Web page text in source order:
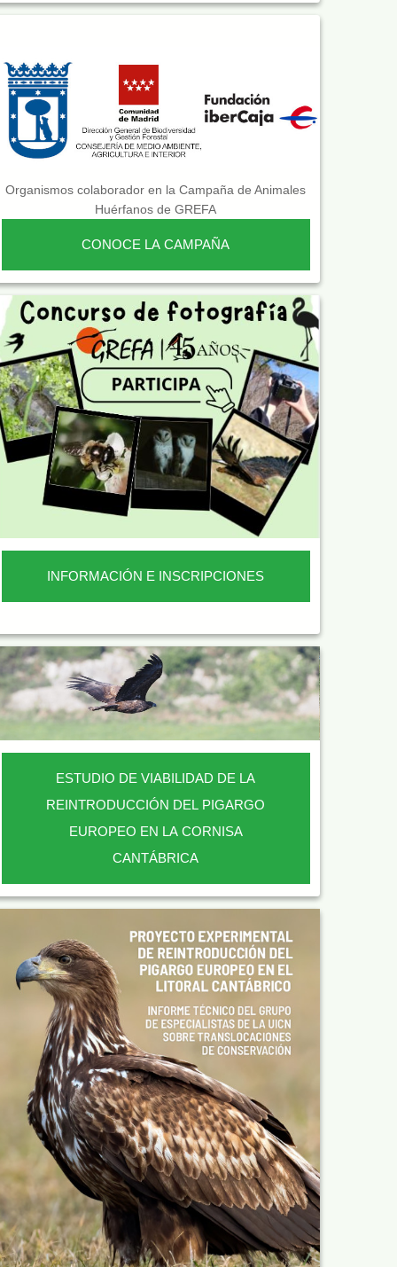
Organismos colaborador en la Campaña de Animales
Huérfanos de GREFA
CONOCE LA CAMPAÑA
INFORMACIÓN E INSCRIPCIONES
ESTUDIO DE VIABILIDAD DE LA
REINTRODUCCIÓN DEL PIGARGO
EUROPEO EN LA CORNISA
CANTÁBRICA